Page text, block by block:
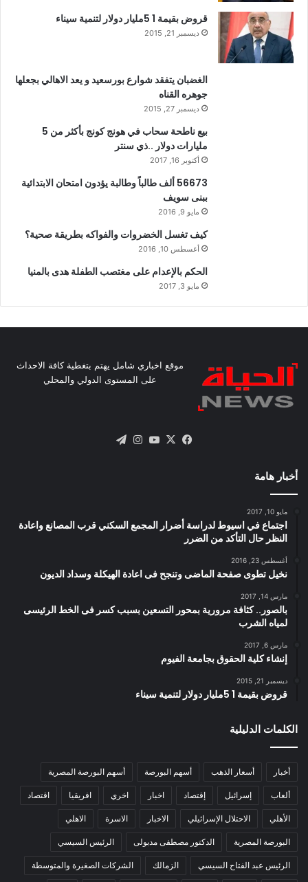
قروض بقيمة 1 5مليار دولار لتنمية سيناء
ديسمبر 21, 2015
الغضبان يتفقد شوارع بورسعيد و يعد الاهالي بجعلها
جوهره القناه
ديسمبر 27, 2015
بيع ناطحة سحاب في هونج كونج بأكثر من 5
مليارات دولار ..ذي سنتر
أكتوبر 16, 2017
56673 ألف طالباً وطالبة يؤدون امتحان الابتدائية
ببنى سويف
مايو 9, 2016
كيف تغسل الخضروات والفواكه بطريقة صحية؟
أغسطس 10, 2016
الحكم بالإعدام على مغتصب الطفلة هدى بالمنيا
مايو 3, 2017
موقع اخباري شامل يهتم بتغطية كافة الاحداث
على المستوى الدولي والمحلي
فيسبوك
X يوتيوبانستقرام
أخبار هامة
مايو 10, 2017
اجتماع في اسيوط لدراسة أضرار المجمع السكني قرب المصانع واعادة
النظر حال التأكد من الضرر
أغسطس 23, 2016
نخيل تطوى صفحة الماضى وتنجح فى اعادة الهيكلة وسداد الديون
مارس 14, 2017
بالصور.. كثافة مرورية بمحور التسعين بسبب كسر فى الخط الرئيسى
لمياه الشرب
مارس 6, 2017
إنشاء كلية الحقوق بجامعة الفيوم
ديسمبر 21, 2015
قروض بقيمة 1 5مليار دولار لتنمية سيناء
الكلمات الدليلية
أخبار أسعار الذهب أسهم البورصة أسهم البورصة المصرية
ألعاب إسرائيل إقتصاد اخبار اخري افريقيا اقتصاد
الأهلي الاحتلال الإسرائيلي الاخبار الاسرة الاهلي
البورصة المصرية الدكتور مصطفى مدبولى الرئيس السيسي
الرئيس عبد الفتاح السيسي الزمالك الشركات الصغيرة والمتوسطة